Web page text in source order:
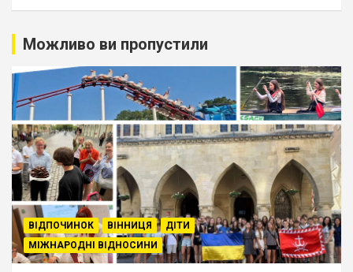
Можливо ви пропустили
ВІДПОЧИНОК ВІННИЦЯ
ДІТИ
МІЖНАРОДНІ ВІДНОСИНИ